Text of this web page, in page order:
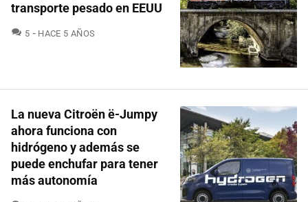
transporte pesado en EEUU
5 COMENTARIOS
HACE 5 AÑOS
La nueva Citroën ë-Jumpy
ahora funciona con
hidrógeno y además se
puede enchufar para tener
más autonomía